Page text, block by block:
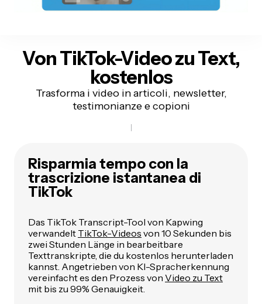
Von TikTok-Video zu Text,
kostenlos
Trasforma i video in articoli, newsletter,
testimonianze e copioni
Risparmia tempo con la
trascrizione istantanea di
TikTok
Das TikTok Transcript-Tool von Kapwing
verwandelt TikTok-Videos von 10 Sekunden bis
zwei Stunden Länge in bearbeitbare
Texttranskripte, die du kostenlos herunterladen
kannst. Angetrieben von KI-Spracherkennung
vereinfacht es den Prozess von Video zu Text
mit bis zu 99% Genauigkeit.